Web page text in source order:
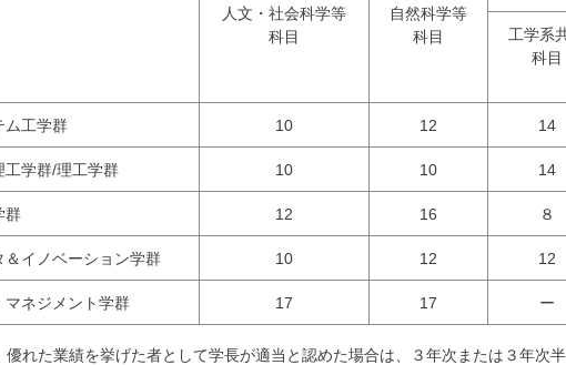
人文・社会科学等
科目
自然科学等
科目
工学系
科目
ム工学群 10 12 14
工学群/理工学群 10 10 14
群 12 16 ８
＆イノベーション学群 10 12 12
マネジメント学群 17 17 ー
れた業績を挙げた者として学長が適当と認めた場合は、３年次または３年次